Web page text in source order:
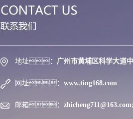
地址： 广州市黄埔区科学大道
网址： www.ting168.com
邮箱：